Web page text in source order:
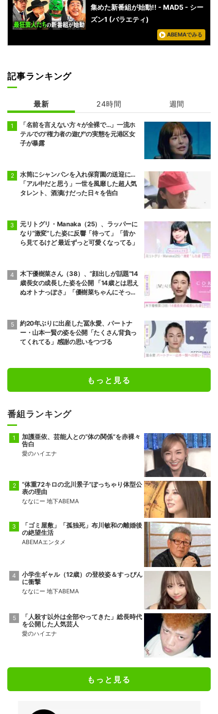
集めた新番組が始動!! - MAD5 - シー
ズン1 (バラエティ)
ABEMAでみる
記事ランキング
最新 24時間 週間
「名前を言えない方々が全裸で…」一流ホ
テルでの"権力者の遊び"の実態を元港区女
子が暴露
水筒にシャンパンを入れ保育園の送迎に…
「アル中だと思う」一世を風靡した超人気
タレント、酒漬けだった日々を告白
元リトグリ・Manaka（25）、ラッパーに
なり“激変”した姿に反響「待って」「昔か
ら見てるけど 最近ずっと可愛くなってる」
木下優樹菜さん（38）、“顔出しが話題”14
歳長女の成長した姿を公開 「14歳とは思え
ぬオトナっぽさ」「優樹菜ちゃんにそっく
約20年ぶりに出産した冨永愛、パートナ
ー・山本一賢の姿を公開「たくさん背負っ
てくれてる」感謝の思いをつづる
もっと見る
番組ランキング
加護亜依、芸能人との“体の関係”を赤裸々
告白
愛のハイエナ
“体重72キロの北川景子”ぽっちゃり体型公
表の理由
ななにー 地下ABEMA
「ゴミ屋敷」「孤独死」布川敏和の離婚後
の絶望生活
ABEMAエンタメ
小学生ギャル（12歳）の登校姿＆すっぴん
に衝撃
ななにー 地下ABEMA
「人殺す以外は全部やってきた」総長時代
を公開した人気芸人
愛のハイエナ
もっと見る